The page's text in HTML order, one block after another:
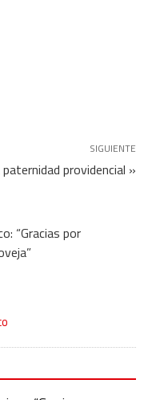
SIGUIENTE
providencial »
“Gracias por